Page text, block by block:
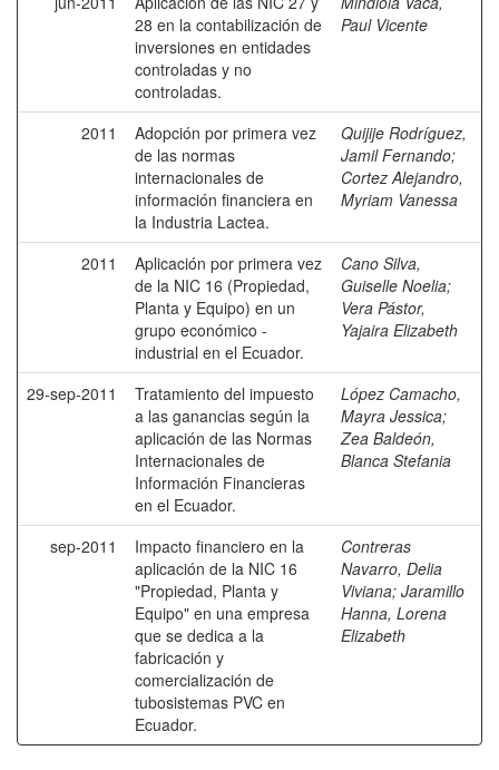
28 en la contabilización de
inversiones en entidades
controladas y no
controladas.
Paul Vicente
2011
Adopción por primera vez
de las normas
internacionales de
información financiera en
la Industria Lactea.
Quijije Rodríguez,
Jamil Fernando;
Cortez Alejandro,
Myriam Vanessa
2011
Aplicación por primera vez
de la NIC 16 (Propiedad,
Planta y Equipo) en un
grupo económico -
industrial en el Ecuador.
Cano Silva,
Guiselle Noelia;
Vera Pástor,
Yajaira Elizabeth
29-sep-2011
Tratamiento del impuesto
a las ganancias según la
aplicación de las Normas
Internacionales de
Información Financieras
en el Ecuador.
López Camacho,
Mayra Jessica;
Zea Baldeón,
Blanca Stefania
sep-2011
Impacto financiero en la
aplicación de la NIC 16
"Propiedad, Planta y
Equipo" en una empresa
que se dedica a la
fabricación y
comercialización de
tubosistemas PVC en
Ecuador.
Contreras
Navarro, Delia
Viviana; Jaramillo
Hanna, Lorena
Elizabeth